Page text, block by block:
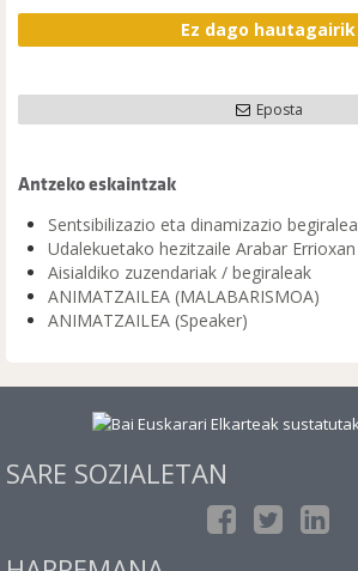
Ez dago hautagairik
Eposta
Antzeko eskaintzak
Sentsibilizazio eta dinamizazio begiralea
Udalekuetako hezitzaile Arabar Errioxan
Aisialdiko zuzendariak / begiraleak
ANIMATZAILEA (MALABARISMOA)
ANIMATZAILEA (Speaker)
SARE SOZIALETAN